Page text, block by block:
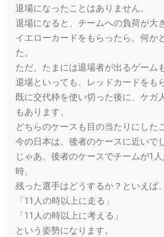
退場になったことはありません。
退場になると、チームへの負荷が大
イエローカードをもらったら、何か
た。
ただ、たまには退場者が出るゲーム
退場といっても、レッドカードをも
既に交代枠を使い切った後に、ケガ
もあります。
どちらのケースも目の当たりにした
今の日本は、後者のケースに近いで
じゃあ、後者のケースでチームが1
時、
残った選手はどうするか？といえば、
「11人の時以上に走る」
「11人の時以上に考える」
という姿勢になります。